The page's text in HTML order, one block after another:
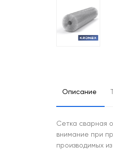
Описание
Сетка сварная
внимание при
производимых